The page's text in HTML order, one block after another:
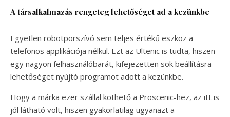
A társalkalmazás rengeteg lehetőséget ad a kezünkbe
Egyetlen robotporszívó sem teljes értékű eszköz a
telefonos applikációja nélkül. Ezt az Ultenic is tudta, hiszen
egy nagyon felhasználóbarát, kifejezetten sok beállításra
lehetőséget nyújtó programot adott a kezünkbe.
Hogy a márka ezer szállal köthető a Proscenic-hez, az itt is
jól látható volt, hiszen gyakorlatilag ugyanazt a